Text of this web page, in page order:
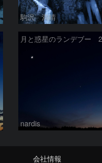
駒沢 満晴
nardis
会社情報